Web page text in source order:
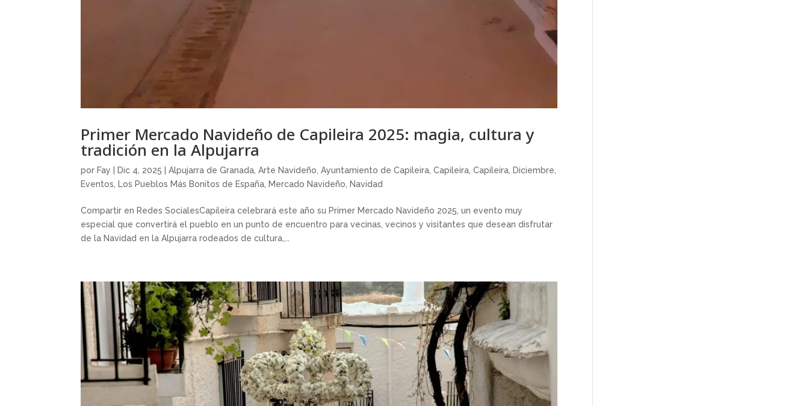
Primer Mercado Navideño de Capileira 2025: magia, cultura y
tradición en la Alpujarra
por Fay Dic 4, 2025 |Alpujarra de Granada ,Arte Navideño ,Ayuntamiento de Capileira ,Capileira ,Capileira Diciembre
Eventos
Los Pueblos Más Bonitos de España Mercado Navideño Navidad
Compartir en Redes SocialesCapileira celebrará este año su Primer Mercado Navideño 2025, un evento muy
especial que convertirá el pueblo en un punto de encuentro para vecinas, vecinos y visitantes que desean disfrutar
de la Navidad en la Alpujarra rodeados de cultura,...